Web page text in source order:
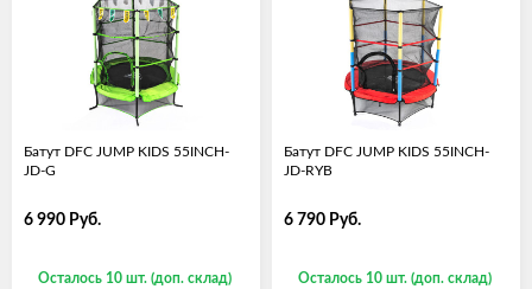
Батут DFC JUMP KIDS 55INCH-
JD-G
6 990 Руб.
Осталось 10 шт. (доп. склад)
Батут DFC JUMP KIDS 55INCH-
JD-RYB
6 790 Руб.
Осталось 10 шт. (доп. склад)